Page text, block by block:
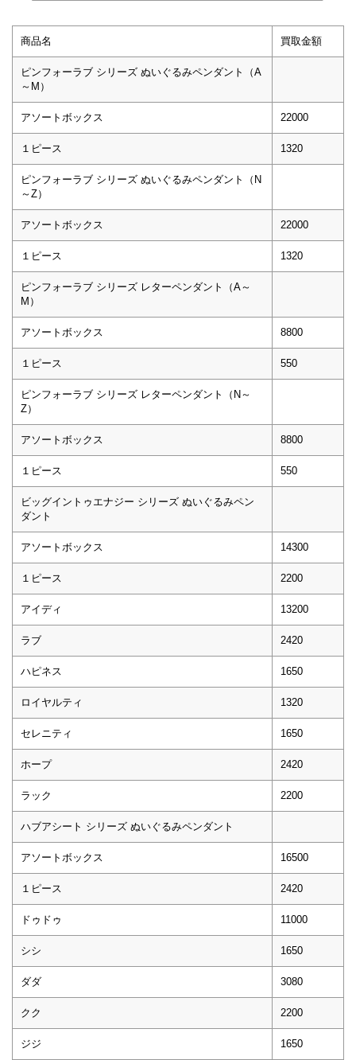
商品名 買取金額
ピンフォーラブ シリーズ ぬいぐるみペンダント（A
～M）
アソートボックス 22000
１ピース 1320
ピンフォーラブ シリーズ ぬいぐるみペンダント（N
～Z）
アソートボックス 22000
１ピース 1320
ピンフォーラブ シリーズ レターペンダント（A～
M）
アソートボックス 8800
１ピース 550
ピンフォーラブ シリーズ レターペンダント（N～
Z）
アソートボックス 8800
１ピース 550
ビッグイントゥエナジー シリーズ ぬいぐるみペン
ダント
アソートボックス 14300
１ピース 2200
アイディ 13200
ラブ 2420
ハピネス 1650
ロイヤルティ 1320
セレニティ 1650
ホープ 2420
ラック 2200
ハブアシート シリーズ ぬいぐるみペンダント
アソートボックス 16500
１ピース 2420
ドゥドゥ 11000
シシ 1650
ダダ 3080
クク 2200
ジジ 1650